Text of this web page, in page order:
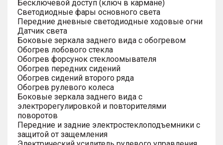
Бесключевой доступ (ключ в кармане)
Светодиодные фары основного света
Передние дневные светодиодные ходовые огни
Датчик света
Боковые зеркала заднего вида с обогревом
Обогрев лобового стекла
Обогрев форсунок стеклоомывателя
Обогрев передних сидений
Обогрев сидений второго ряда
Обогрев рулевого колеса
Боковые зеркала заднего вида с
электрорегулировкой и повторителями
поворотов
Передние и задние электростеклоподъемники с
защитой от защемления